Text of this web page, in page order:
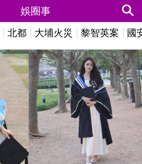
北都 大埔火災 黎智英案 國
娛圈事